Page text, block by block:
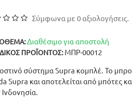
σύστημα Supra κομπλέ. Το
Supra και αποτελείται από μπότες
Διαθέσιμο για αποστολή
ΠΡΟΪΌΝΤΟΣ: ΜΠΡ-00012
Σύμφωνα με 0 αξιολογήσεις.